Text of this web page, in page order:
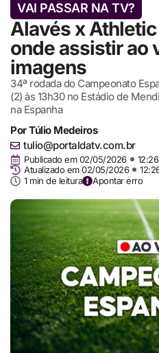
VAI PASSAR NA TV?
Alavés x
onde assistir ao
imagens
34ª rodada do Campeonato
(2) às 13h30 no Estádio de
na Espanha
PorTúlio Medeiros
tulio@portaldatv.com.br
Publicado em 02/05/2026
12:26
Atualizado em 02/05/2026
1 min de leitura
Apontar erro